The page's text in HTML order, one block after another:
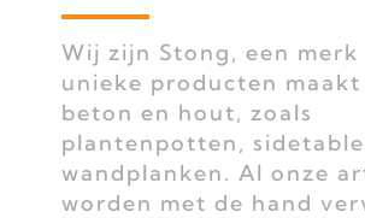
Wij zijn Stong, een merk
unieke producten maakt
beton en hout, zoals
plantenpotten,
wandplanken. Al onze
worden met de hand